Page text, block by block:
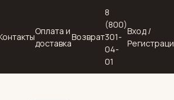
Оплата и
доставка
Возврат
8
(800)
301-
04-
01
Вход /